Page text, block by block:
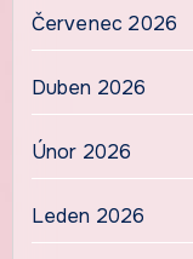
Červenec 2026
Duben 2026
Únor 2026
Leden 2026